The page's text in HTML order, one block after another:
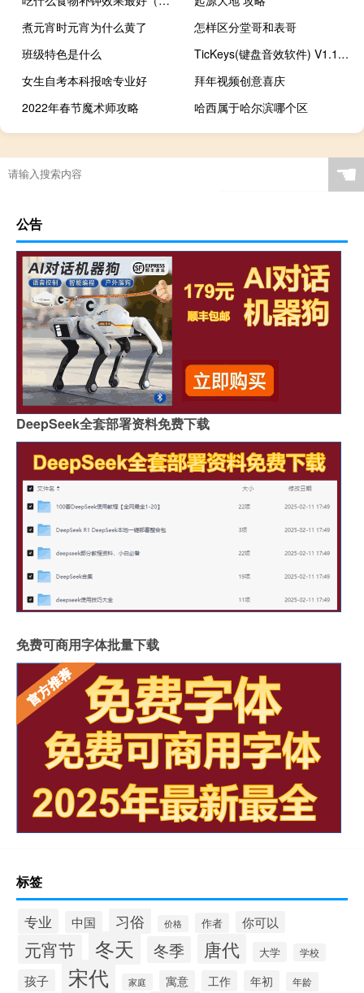
煮元宵时元宵为什么黄了
怎样区分堂哥和表哥
班级特色是什么
TicKeys(键盘音效软件) V1.1.1 官方版（TicKeys(键盘音效软件) V1.1.1 官方版功能简介）
女生自考本科报啥专业好
拜年视频创意喜庆
2022年春节魔术师攻略
哈西属于哈尔滨哪个区
☚
公告
DeepSeek全套部署资料免费下载
免费可商用字体批量下载
标签
专业 中国 习俗 价格 作者 你可以
元宵节 冬天 冬季 唐代 大学 学校
孩子 宋代 家庭 寓意 工作 年初 年龄